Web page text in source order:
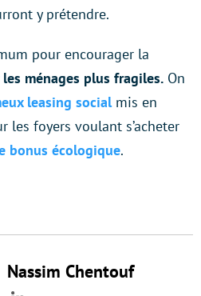
y prétendre.
pour encourager la
ménages plus fragiles. On
leasing socialmis en
les foyers voulant s’acheter
bonus écologique.
Nassim Chentouf